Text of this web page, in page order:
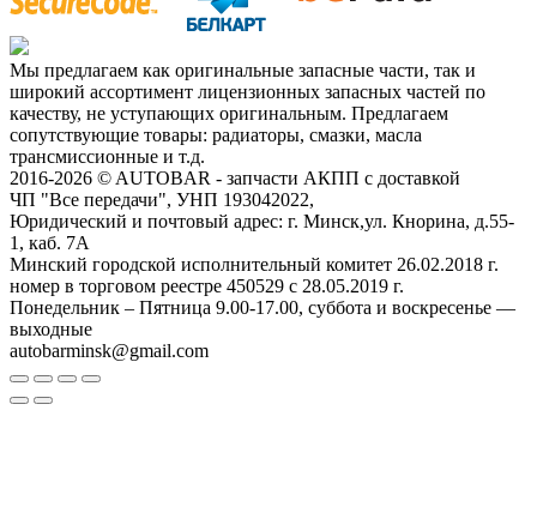
Мы предлагаем как оригинальные запасные части, так и
широкий ассортимент лицензионных запасных частей по
качеству, не уступающих оригинальным. Предлагаем
сопутствующие товары: радиаторы, смазки, масла
трансмиссионные и т.д.
2016-2026 © AUTOBAR - запчасти АКПП с доставкой
ЧП "Все передачи", УНП 193042022,
Юридический и почтовый адрес: г. Минск,ул. Кнорина, д.55-
1, каб. 7А
Минский городской исполнительный комитет 26.02.2018 г.
номер в торговом реестре 450529 с 28.05.2019 г.
Понедельник – Пятница 9.00-17.00, суббота и воскресенье —
выходные
autobarminsk@gmail.com